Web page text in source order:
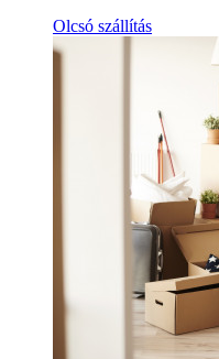
Olcsó szállítás